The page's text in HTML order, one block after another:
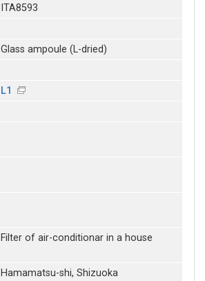
ITA8593
Glass ampoule (L-dried)
L1
Filter of air-conditionar in a house
Hamamatsu-shi, Shizuoka